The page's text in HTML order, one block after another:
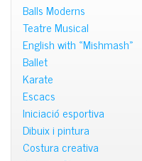
Balls Moderns
Teatre Musical
English with «Mishmash»
Ballet
Karate
Escacs
Iniciació esportiva
Dibuix i pintura
Costura creativa